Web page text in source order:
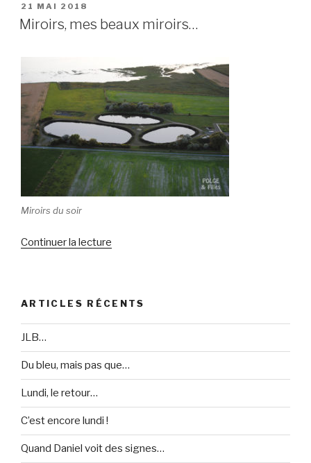
PUBLIÉ
LE
21 MAI 2018
Miroirs, mes beaux miroirs…
Miroirs du soir
Continuer la lecture
miroirs… »
ARTICLES RÉCENTS
JLB…
Du bleu, mais pas que…
Lundi, le retour…
C’est encore lundi !
Quand Daniel voit des signes…